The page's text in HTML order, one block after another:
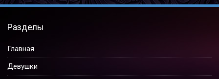
Разделы
Главная
Девушки